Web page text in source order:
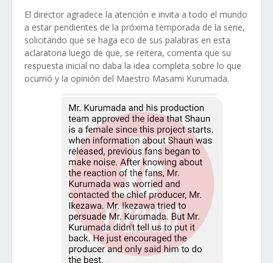
El director agradece la atención e invita a todo el mundo
a estar pendientes de la próxima temporada de la serie,
solicitando que se haga eco de sus palabras en esta
aclaratoria luego de que, se reitera, comenta que su
respuesta inicial no daba la idea completa sobre lo que
ocurrió y la opinión del Maestro Masami Kurumada.